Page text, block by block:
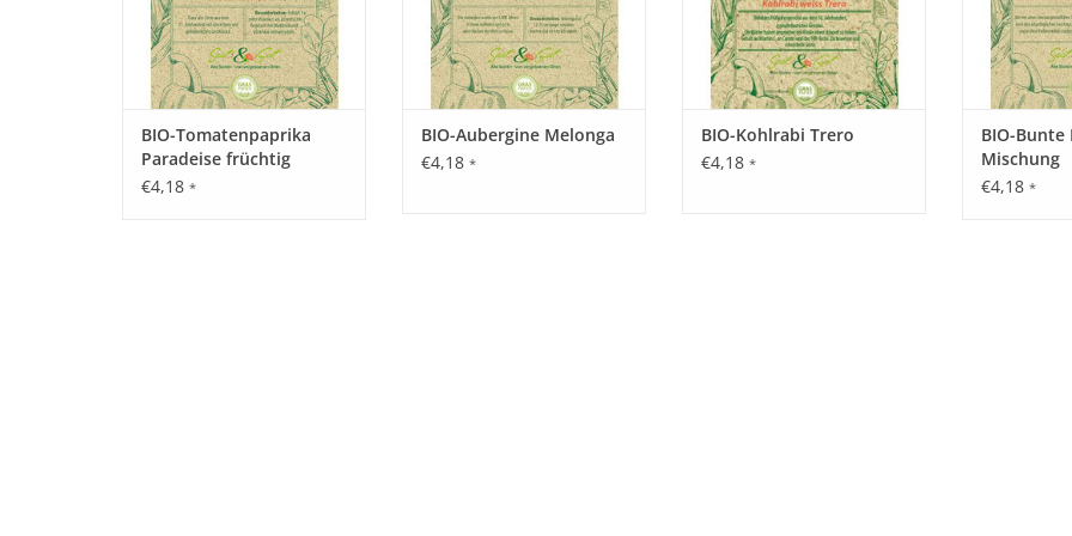
Nach der Ausbildung des ersten Laubblatts
Königsblüte ist empfehlenswert. Ein
Saattiefe: 0,2 – 0,5 cm.
Abstand: 40 x 40 cm.
Geringe Ansprüche an Düngung und
Zum Frischverzehr, zum Kochen, Braten,
BIO-Tomatenpaprika
Paradeise früchtig
frührot
€4,18 *
BIO-Aubergine Melonga
€4,18 *
BIO-Kohlrabi Trero
€4,18 *
BIO-Bunte
Mischung
€4,18 *